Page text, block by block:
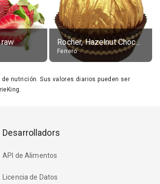
Rocher, Hazelnut Chocolate Ball
Ferrero
nutrición. Sus valores diarios pueden ser
Desarrolladors
API de Alimentos
Licencia de Datos